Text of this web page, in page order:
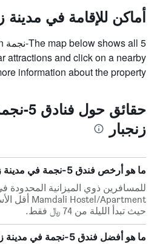
أماكن للإقامة في مدينة
attractions and click on a nearby
information about the property.
حقائق
زنجبار
ما هو أرخص فندق 5-نجمة في مدينة زنجبار؟
للمسافرين ذوي الميزانية المحدودة
حيث تبدأ الليلة من 74 ﷼ فقط.
ما هو أفضل فندق 5-نجمة في مدينة زنجبار؟